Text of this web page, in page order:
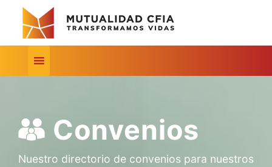
Convenios
Nuestro directorio de convenios para nuestros